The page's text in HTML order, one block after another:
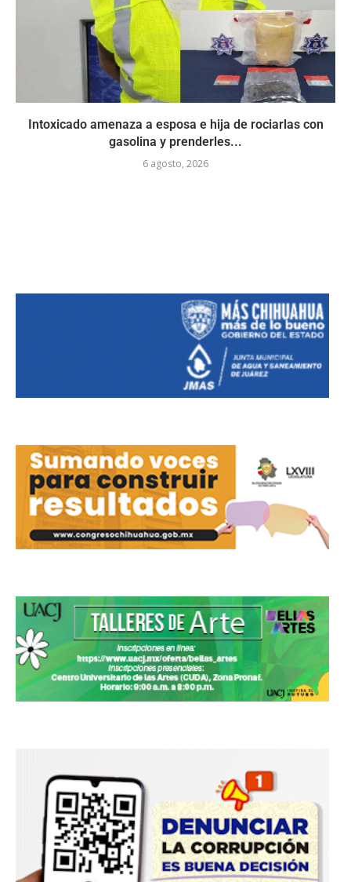
Intoxicado amenaza a esposa e hija de rociarlas con
gasolina y prenderles...
6 agosto, 2026